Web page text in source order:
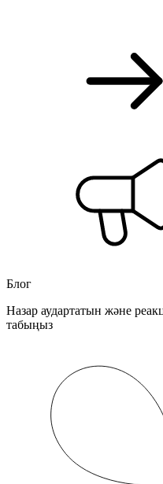
Блог
Назар аудартатын және
табыңыз